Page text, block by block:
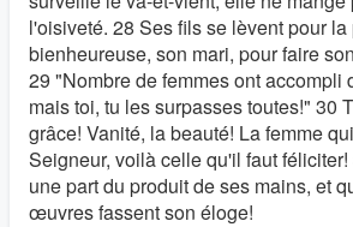
l'oisiveté. 28 Ses fils se lèvent pour
bienheureuse, son mari, pour faire
29 "Nombre de femmes ont accompli
mais toi, tu les surpasses toutes!" 30
grâce! Vanité, la beauté! La femme
Seigneur, voilà celle qu'il faut
une part du produit de ses mains, et
œuvres fassent son éloge!